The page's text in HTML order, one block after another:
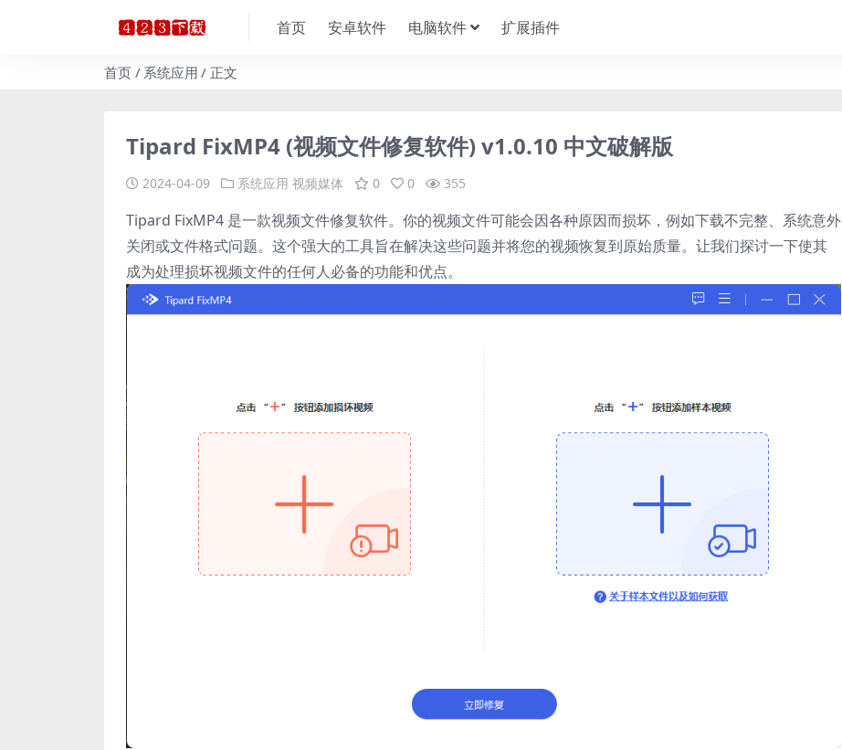
首页 安卓软件 电脑软件 扩展插件
首页 系统应用 正文
Tipard FixMP4 (视频文件修复软件) v1.0.10 中文破解版
2024-04-09 系统应用 视频媒体 0 0 355
Tipard FixMP4 是一款视频文件修复软件。你的视频文件可能会因各种原因而损坏，例如下载不完整、系统意外
关闭或文件格式问题。这个强大的工具旨在解决这些问题并将您的视频恢复到原始质量。让我们探讨一下使其
成为处理损坏视频文件的任何人必备的功能和优点。